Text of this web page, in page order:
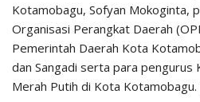
Kotamobagu, Sofyan Mokoginta,
Organisasi Perangkat Daerah
Pemerintah Daerah Kota
dan Sangadi serta para pengurus
Merah Putih di Kota Kotamobagu.